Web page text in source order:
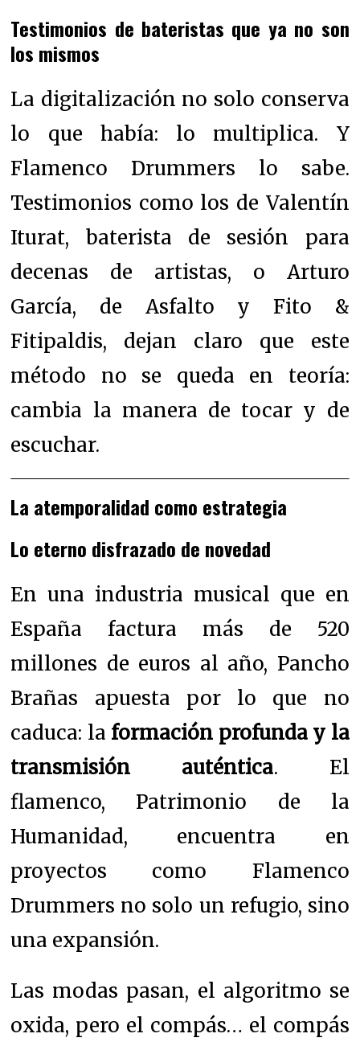
Testimonios de bateristas que ya no son
los mismos
La digitalización no solo conserva
lo que había: lo multiplica. Y
Flamenco Drummers lo sabe.
Testimonios como los de Valentín
Iturat, baterista de sesión para
decenas de artistas, o Arturo
García, de Asfalto y Fito &
Fitipaldis, dejan claro que este
método no se queda en teoría:
cambia la manera de tocar y de
escuchar.
La atemporalidad como estrategia
Lo eterno disfrazado de novedad
En una industria musical que en
España factura más de 520
millones de euros al año, Pancho
Brañas apuesta por lo que no
caduca: la formación profunda y la
transmisión auténtica. El
flamenco, Patrimonio de la
Humanidad, encuentra en
proyectos como Flamenco
Drummers no solo un refugio, sino
una expansión.
Las modas pasan, el algoritmo se
oxida, pero el compás… el compás